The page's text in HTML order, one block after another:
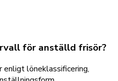
för anställd frisör?
löneklassificering,